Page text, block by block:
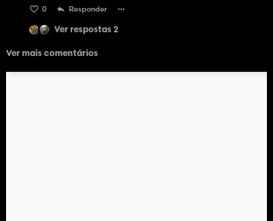
0 Responder
Ver respostas 2
Ver mais comentários